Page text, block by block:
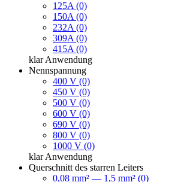
125A (0)
150A (0)
232A (0)
309A (0)
415A (0)
klar Anwendung
Nennspannung
400 V (0)
450 V (0)
500 V (0)
600 V (0)
690 V (0)
800 V (0)
1000 V (0)
klar Anwendung
Querschnitt des starren Leiters
0,08 mm² — 1,5 mm² (0)